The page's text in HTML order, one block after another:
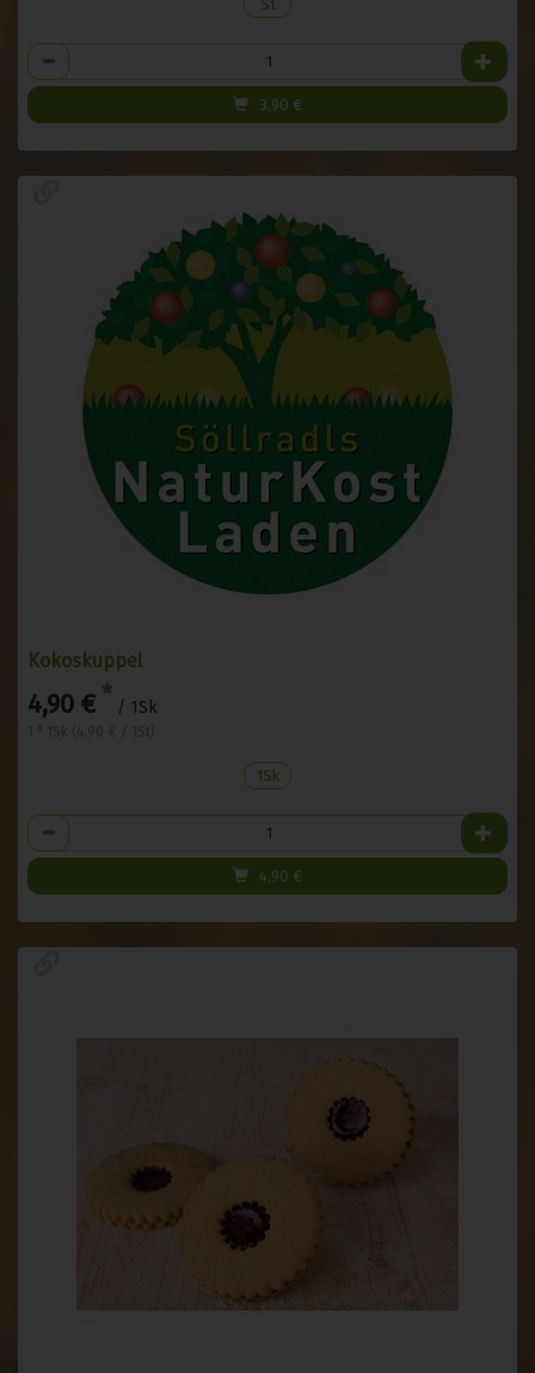
St
Anzahl
3,90 €
Kokoskuppel
4,90 € * / 1Sk
1Sk
Anzahl
4,90 €